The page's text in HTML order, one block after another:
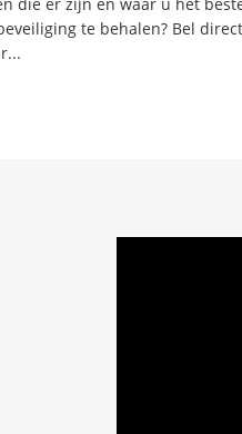
te behalen? Bel